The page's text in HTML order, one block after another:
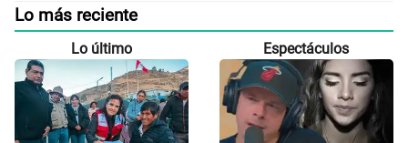
Lo más reciente
Lo último Espectáculos